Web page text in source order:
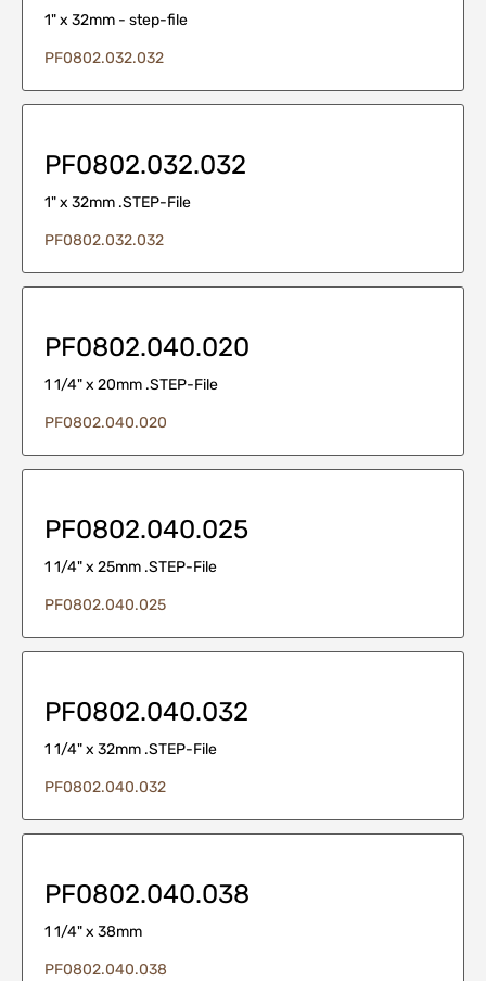
1" x 32mm - step-file
PF0802.032.032
PF0802.032.032
1" x 32mm .STEP-File
PF0802.032.032
PF0802.040.020
1 1/4" x 20mm .STEP-File
PF0802.040.020
PF0802.040.025
1 1/4" x 25mm .STEP-File
PF0802.040.025
PF0802.040.032
1 1/4" x 32mm .STEP-File
PF0802.040.032
PF0802.040.038
1 1/4" x 38mm
PF0802.040.038